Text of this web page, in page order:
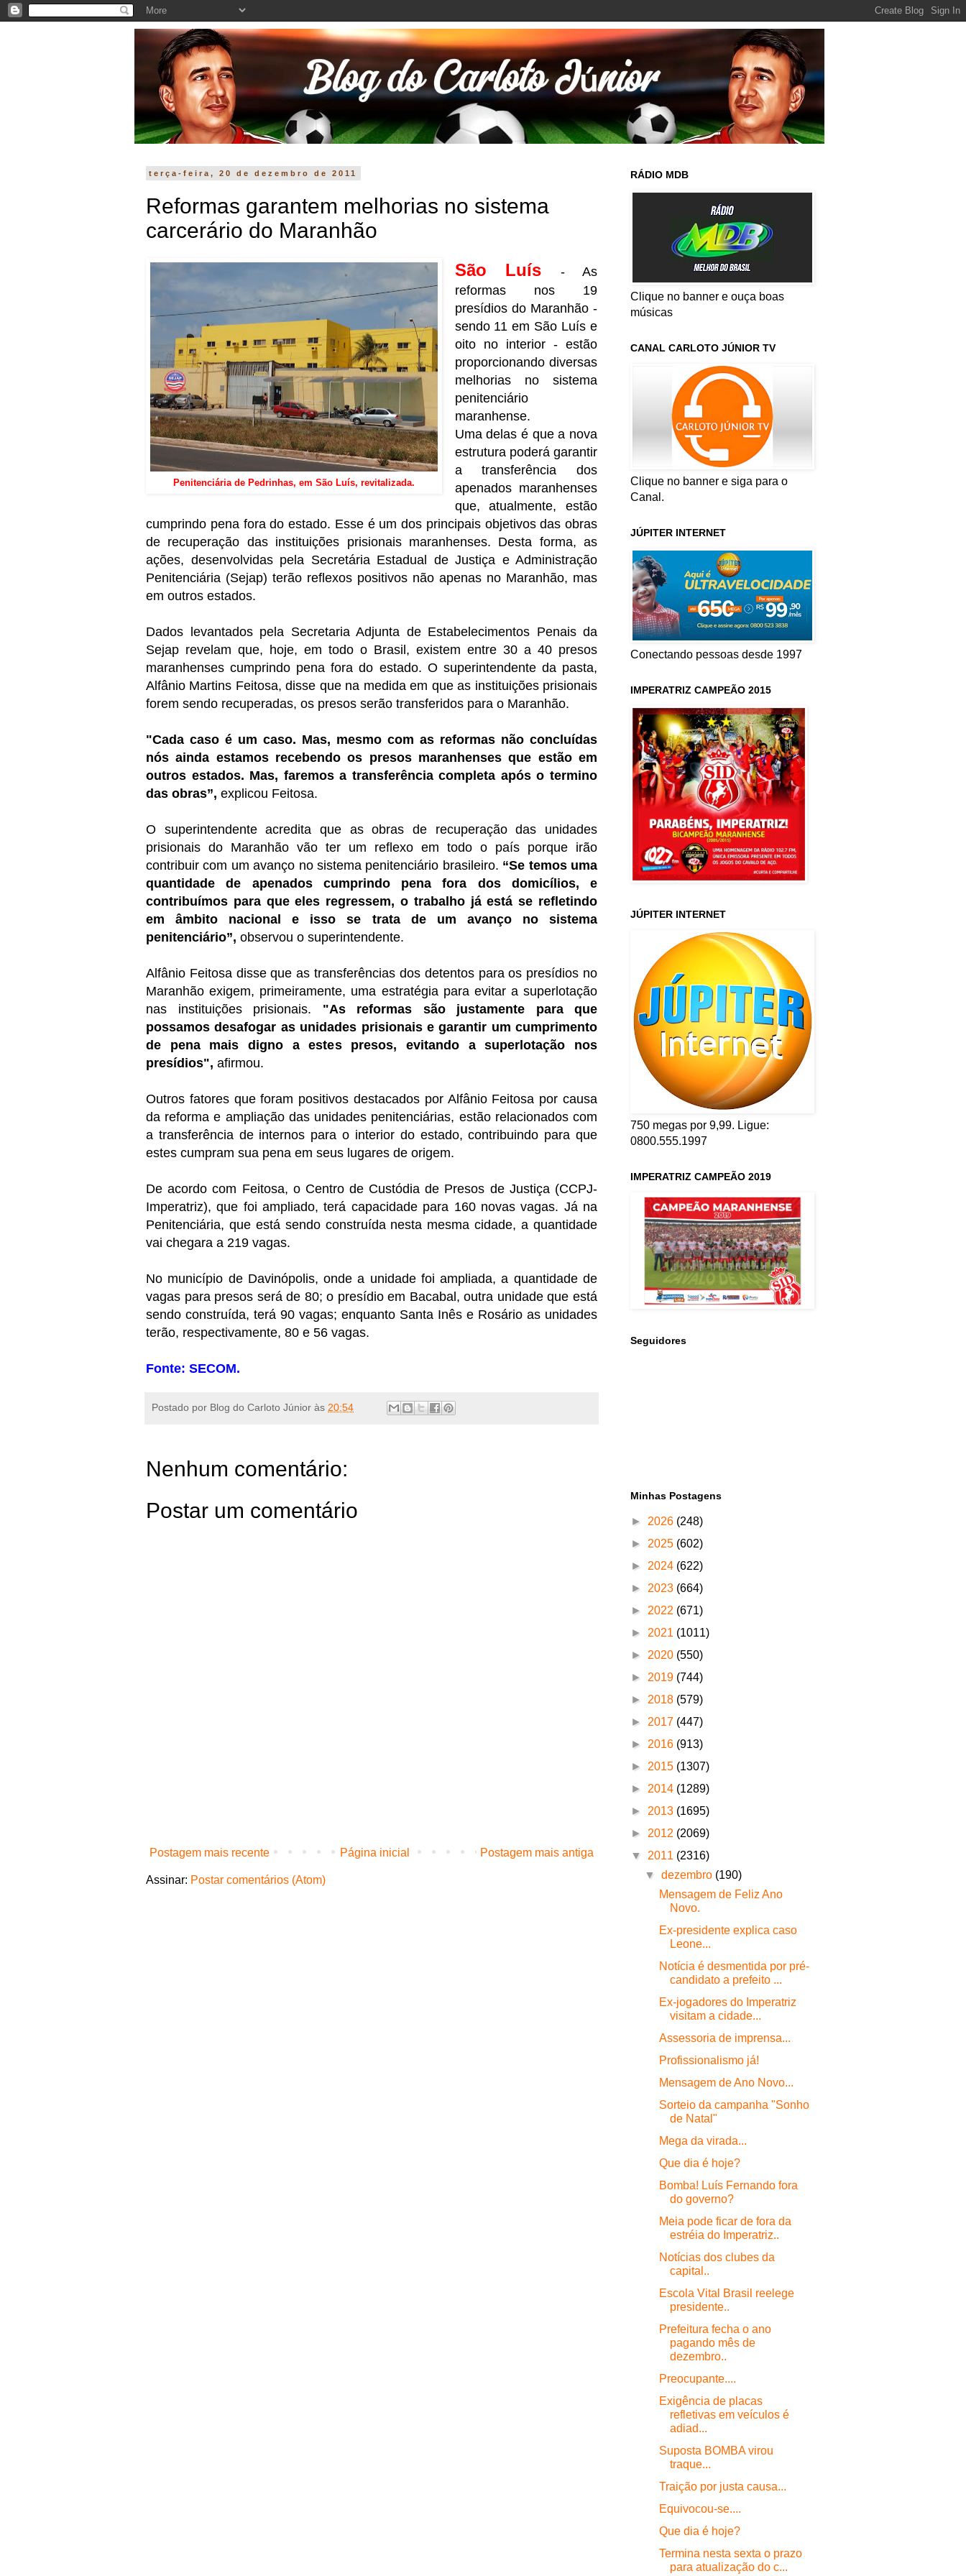
terça-feira, 20 de dezembro de 2011
Reformas garantem melhorias no sistema
carcerário do Maranhão
Penitenciária de Pedrinhas, em São Luís, revitalizada.
São Luís- As
reformas nos 19
presídios do Maranhão -
sendo 11 em São Luís e
oito no interior - estão
proporcionando diversas
melhorias no sistema
penitenciário
maranhense.
Uma delas é que a nova
estrutura poderá garantir
a transferência dos
apenados maranhenses
que, atualmente, estão
cumprindo pena fora do estado. Esse é um dos principais objetivos das obras
de recuperação das instituições prisionais maranhenses. Desta forma, as
ações, desenvolvidas pela Secretária Estadual de Justiça e Administração
Penitenciária (Sejap) terão reflexos positivos não apenas no Maranhão, mas
em outros estados.
Dados levantados pela Secretaria Adjunta de Estabelecimentos Penais da
Sejap revelam que, hoje, em todo o Brasil, existem entre 30 a 40 presos
maranhenses cumprindo pena fora do estado. O superintendente da pasta,
Alfânio Martins Feitosa, disse que na medida em que as instituições prisionais
forem sendo recuperadas, os presos serão transferidos para o Maranhão.
"Cada caso é um caso. Mas, mesmo com as reformas não concluídas
nós ainda estamos recebendo os presos maranhenses que estão em
outros estados. Mas, faremos a transferência completa após o termino
das obras”, explicou Feitosa.
O superintendente acredita que as obras de recuperação das unidades
prisionais do Maranhão vão ter um reflexo em todo o país porque irão
contribuir com um avanço no sistema penitenciário brasileiro. “Se temos uma
quantidade de apenados cumprindo pena fora dos domicílios, e
contribuímos para que eles regressem, o trabalho já está se refletindo
em âmbito nacional e isso se trata de um avanço no sistema
penitenciário”, observou o superintendente.
Alfânio Feitosa disse que as transferências dos detentos para os presídios no
Maranhão exigem, primeiramente, uma estratégia para evitar a superlotação
nas instituições prisionais. "As reformas são justamente para que
possamos desafogar as unidades prisionais e garantir um cumprimento
de pena mais digno a estes presos, evitando a superlotação nos
presídios", afirmou.
Outros fatores que foram positivos destacados por Alfânio Feitosa por causa
da reforma e ampliação das unidades penitenciárias, estão relacionados com
a transferência de internos para o interior do estado, contribuindo para que
estes cumpram sua pena em seus lugares de origem.
De acordo com Feitosa, o Centro de Custódia de Presos de Justiça (CCPJ-
Imperatriz), que foi ampliado, terá capacidade para 160 novas vagas. Já na
Penitenciária, que está sendo construída nesta mesma cidade, a quantidade
vai chegara a 219 vagas.
No município de Davinópolis, onde a unidade foi ampliada, a quantidade de
vagas para presos será de 80; o presídio em Bacabal, outra unidade que está
sendo construída, terá 90 vagas; enquanto Santa Inês e Rosário as unidades
terão, respectivamente, 80 e 56 vagas.
Fonte: SECOM.
Postado por Blog do Carloto Júnior às 20:54
Nenhum comentário:
Postar um comentário
Postagem mais recente Postagem mais antiga
Página inicial
Assinar: Postar comentários (Atom)
RÁDIO MDB
Clique no banner e ouça boas
músicas
CANAL CARLOTO JÚNIOR TV
Clique no banner e siga para o
Canal.
JÚPITER INTERNET
Conectando pessoas desde 1997
IMPERATRIZ CAMPEÃO 2015
JÚPITER INTERNET
750 megas por 9,99. Ligue:
0800.555.1997
IMPERATRIZ CAMPEÃO 2019
Seguidores
Minhas Postagens
► 2026 (248)
► 2025 (602)
► 2024 (622)
► 2023 (664)
► 2022 (671)
► 2021 (1011)
► 2020 (550)
► 2019 (744)
► 2018 (579)
► 2017 (447)
► 2016 (913)
► 2015 (1307)
► 2014 (1289)
► 2013 (1695)
► 2012 (2069)
▼ 2011 (2316)
▼dezembro (190)
Mensagem de Feliz Ano
Novo.
Ex-presidente explica caso
Leone...
Notícia é desmentida por pré-
candidato a prefeito ...
Ex-jogadores do Imperatriz
visitam a cidade...
Assessoria de imprensa...
Profissionalismo já!
Mensagem de Ano Novo...
Sorteio da campanha "Sonho
de Natal"
Mega da virada...
Que dia é hoje?
Bomba! Luís Fernando fora
do governo?
Meia pode ficar de fora da
estréia do Imperatriz..
Notícias dos clubes da
capital..
Escola Vital Brasil reelege
presidente..
Prefeitura fecha o ano
pagando mês de
dezembro..
Preocupante....
Exigência de placas
refletivas em veículos é
adiad...
Suposta BOMBA virou
traque...
Traição por justa causa...
Equivocou-se....
Que dia é hoje?
Termina nesta sexta o prazo
para atualização do c...